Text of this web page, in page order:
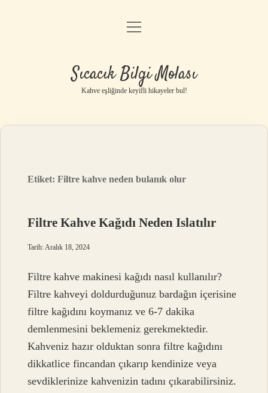
Anasayfa
Yasal Uyarı
menüyü
Sıcacık Bilgi Molası
Kahve eşliğinde keyifli hikayeler bul!
Etiket:Filtre kahve neden bulanık olur
Filtre Kahve Kağıdı Neden Islatılır
Tarih: Aralık 18, 2024
Filtre kahve makinesi kağıdı nasıl kullanılır?
Filtre kahveyi doldurduğunuz bardağın içerisine
filtre kağıdını koymanız ve 6-7 dakika
demlenmesini beklemeniz gerekmektedir.
Kahveniz hazır olduktan sonra filtre kağıdını
dikkatlice fincandan çıkarıp kendinize veya
sevdiklerinize kahvenizin tadını çıkarabilirsiniz.